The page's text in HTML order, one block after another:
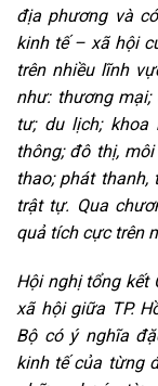
địa phương và
kinh tế – xã hội
trên nhiều lĩnh
như: thương mại;
tư; du lịch; khoa
thông; đô thị,
thao; phát thanh,
trật tự. Qua
quả tích cực trên
Hội nghị tổng kết
xã hội giữa TP.
Bộ có ý nghĩa
kinh tế của từng